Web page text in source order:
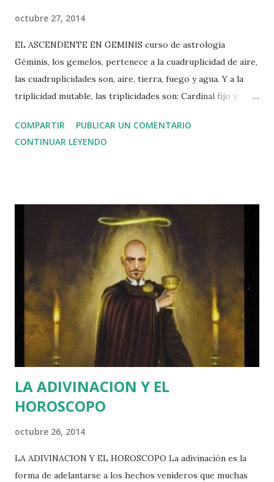
octubre 27, 2014
EL ASCENDENTE EN GEMINIS curso de astrologia
Géminis, los gemelos, pertenece a la cuadruplicidad de aire,
las cuadruplicidades son, aire, tierra, fuego y agua. Y a la
triplicidad mutable, las triplicidades son: Cardinal fijo y
alternando entre activo / centrífugas y reactivos /
centrípeta. Tienden a mostrar eventos y acciones que son
su desaparición en una nueva temporada (triplicidad
cardinal)” El aire es un elemento que transporta la
comunicación, las ondas, y que no está sujeto como los
signos de tierra, una persona de ascendente en aire,
necesita presentarse mediante la comunicación, el intelecto
y las ideas son importantes para identificar a esta persona,
Géminis NO es un signo variable, Géminis es dual, o sea que
puede coordi...
COMPARTIR
PUBLICAR UN COMENTARIO
CONTINUAR LEYENDO
LA ADIVINACION Y EL
HOROSCOPO
octubre 26, 2014
LA ADIVINACION Y EL HOROSCOPO La adivinación es la
forma de adelantarse a los hechos venideros que muchas